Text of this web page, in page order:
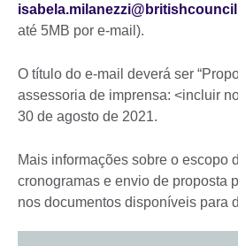
até 5MB por e-mail).
O título do e-mail deverá ser
assessoria de imprensa: <incluir
30 de agosto de 2021.
Mais informações sobre o escopo
cronogramas e envio de proposta
nos documentos disponíveis para